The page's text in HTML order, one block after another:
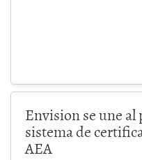
Envision se une
sistema de
AEA